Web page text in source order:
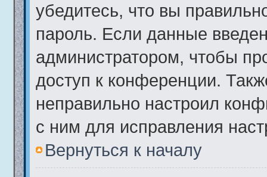
убедитесь, что вы
пароль. Если данные
администратором, чтобы
доступ к конференции.
неправильно настроил
с ним для исправления
Вернуться к началу